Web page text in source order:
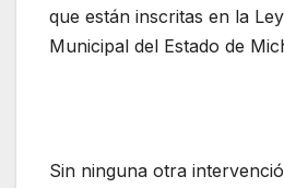
que están inscritas en la
Municipal del Estado de
Sin ninguna otra